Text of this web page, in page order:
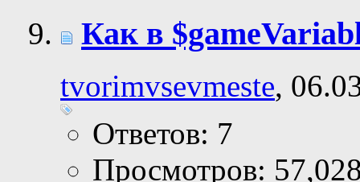
Как в
tvorimvsevmeste,
Ответов: 7
Просмотров: